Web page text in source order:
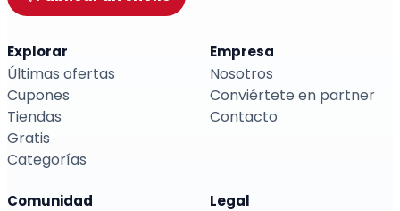
Explorar
Últimas ofertas
Cupones
Tiendas
Gratis
Categorías
Empresa
Nosotros
Conviértete en partner
Contacto
Comunidad Legal